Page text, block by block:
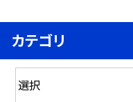
カテゴリ